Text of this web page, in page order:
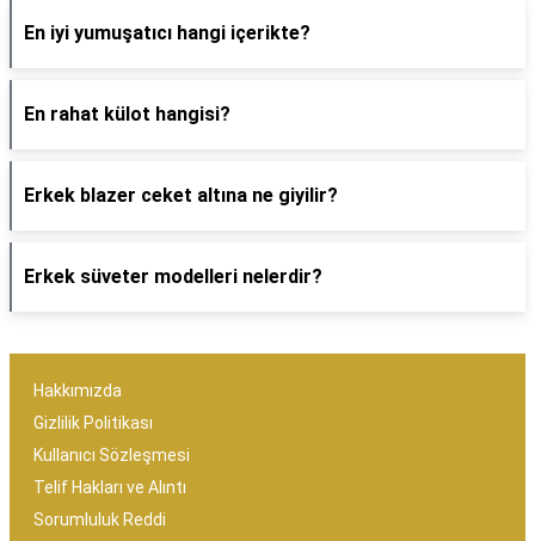
En iyi yumuşatıcı hangi içerikte?
En rahat külot hangisi?
Erkek blazer ceket altına ne giyilir?
Erkek süveter modelleri nelerdir?
Hakkımızda
Gizlilik Politikası
Kullanıcı Sözleşmesi
Telif Hakları ve Alıntı
Sorumluluk Reddi